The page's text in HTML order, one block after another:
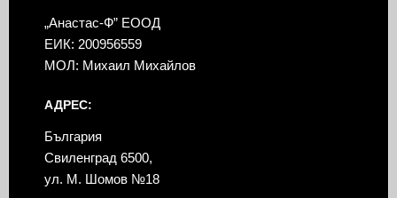
„Анастас-Ф” ЕООД
ЕИК: 200956559
МОЛ: Михаил Михайлов
АДРЕС:
България
Свиленград 6500,
ул. М. Шомов №18